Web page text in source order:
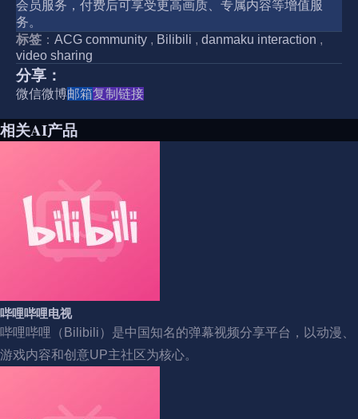
会员服务，付费后可享受更高画质、专属内容等增值服
务。
标签 ： ACG community , Bilibili , danmaku interaction ,
video sharing
分享：
微信微博邮箱复制链接
相关AI产品
哔哩哔哩电视
哔哩哔哩（Bilibili）是中国知名的弹幕视频分享平台，以动漫、
游戏内容和创意UP主社区为核心。